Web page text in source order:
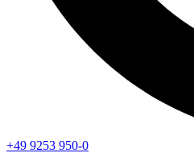
+49 9253 950-0